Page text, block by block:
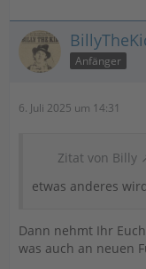
Anfänger
6. Juli 2025 um 14:31
Zitat von Billy
etwas anderes
Dann nehmt Ihr
was auch an neuen